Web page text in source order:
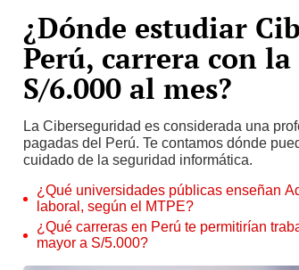
¿Dónde estudiar
Perú, carrera con
S/6.000 al mes?
La Ciberseguridad es considerada una
pagadas del Perú. Te contamos dónde
cuidado de la seguridad informática.
¿Qué universidades públicas enseñan
laboral, según el MTPE?
¿Qué carreras en Perú te permitirían
mayor a S/5.000?